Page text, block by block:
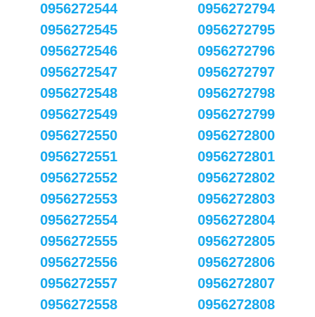
0956272544
0956272545
0956272546
0956272547
0956272548
0956272549
0956272550
0956272551
0956272552
0956272553
0956272554
0956272555
0956272556
0956272557
0956272558
0956272794
0956272795
0956272796
0956272797
0956272798
0956272799
0956272800
0956272801
0956272802
0956272803
0956272804
0956272805
0956272806
0956272807
0956272808